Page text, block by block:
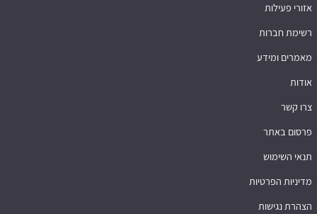
אזורי פעילות
רשימת חברות
מאמרים ומידע
אודות
צרו קשר
פרסום באתר
תנאי השימוש
מדיניות הפרטיות
הצהרת נגישות